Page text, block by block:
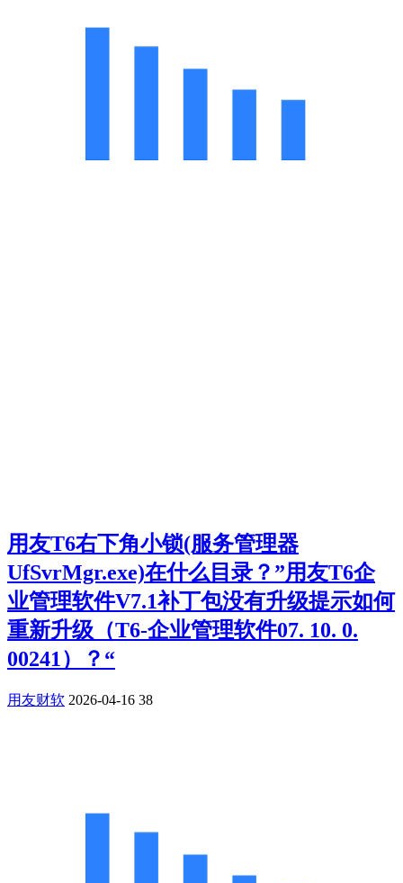
用友T6右下角小锁(服务管理器
UfSvrMgr.exe)在什么目录？”用友T6企
业管理软件V7.1补丁包没有升级提示如何
重新升级（T6-企业管理软件07. 10. 0.
00241）？“
用友财软 2026-04-16 38